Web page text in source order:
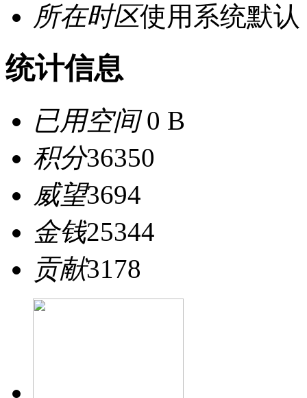
所在时区使用系统默认
统计信息
已用空间0 B
积分36350
威望3694
金钱25344
贡献3178